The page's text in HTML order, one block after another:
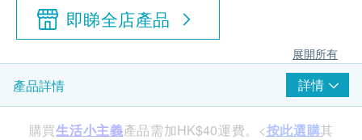
即睇全店產品
展開所有
產品詳情 詳情
購買生活小主義產品需加HK$40運費。<按此選購其